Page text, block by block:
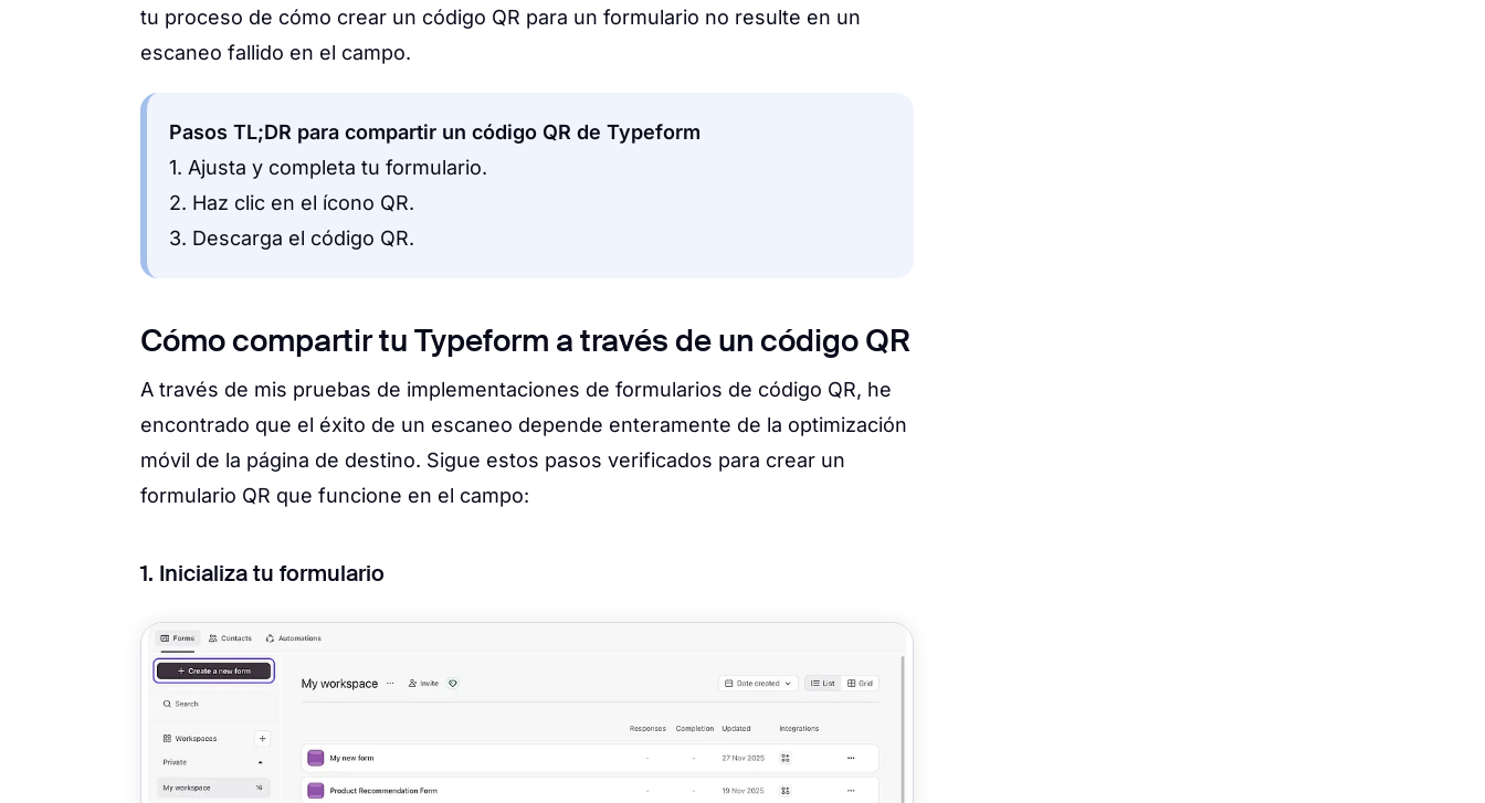
tu proceso de cómo crear un código QR para un formulario no resulte en un
escaneo fallido en el campo.
Pasos TL;DR para compartir un código QR de Typeform
1. Ajusta y completa tu formulario.
2. Haz clic en el ícono QR.
3. Descarga el código QR.
Cómo compartir tu Typeform a través de un código QR
A través de mis pruebas de implementaciones de formularios de código QR, he
encontrado que el éxito de un escaneo depende enteramente de la optimización
móvil de la página de destino. Sigue estos pasos verificados para crear un
formulario QR que funcione en el campo:
1. Inicializa tu formulario